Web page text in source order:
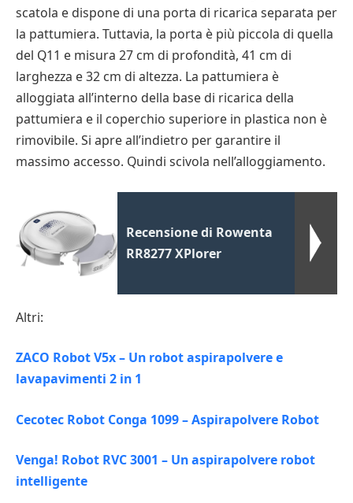
scatola e dispone di una porta di ricarica separata per
la pattumiera. Tuttavia, la porta è più piccola di quella
del Q11 e misura 27 cm di profondità, 41 cm di
larghezza e 32 cm di altezza. La pattumiera è
alloggiata all’interno della base di ricarica della
pattumiera e il coperchio superiore in plastica non è
rimovibile. Si apre all’indietro per garantire il
massimo accesso. Quindi scivola nell’alloggiamento.
Recensione di Rowenta
RR8277 XPlorer
Altri:
ZACO Robot V5x – Un robot aspirapolvere e
lavapavimenti 2 in 1
Cecotec Robot Conga 1099 – Aspirapolvere Robot
Venga! Robot RVC 3001 – Un aspirapolvere robot
intelligente